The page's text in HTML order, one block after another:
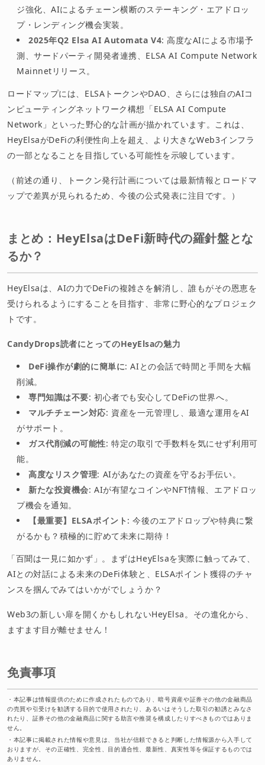
ジ強化、AIによるチェーン横断のステーキング・エアドロッ
プ・レンディング機会実装。
2025年Q2 Elsa AI Automata V4: 高度なAIによる市場予
測、サードパーティ開発者連携、ELSA AI Compute Network
Mainnetリリース。
ロードマップには、ELSAトークンやDAO、さらには独自のAIコ
ンピューティングネットワーク構想「ELSA AI Compute
Network」といった野心的な計画が描かれています。これは、
HeyElsaがDeFiの利便性向上を超え、より大きなWeb3インフラ
の一部となることを目指している可能性を示唆しています。
（前述の通り、トークン発行計画については最新情報とロードマ
ップで差異が見られるため、今後の公式発表に注目です。）
まとめ：HeyElsaはDeFi新時代の羅針盤とな
るか？
HeyElsaは、AIの力でDeFiの複雑さを解消し、誰もがその恩恵を
受けられるようにすることを目指す、非常に野心的なプロジェク
トです。
CandyDrops読者にとってのHeyElsaの魅力
DeFi操作が劇的に簡単に: AIとの会話で時間と手間を大幅
削減。
専門知識は不要: 初心者でも安心してDeFiの世界へ。
マルチチェーン対応: 資産を一元管理し、最適な運用をAI
がサポート。
ガス代削減の可能性: 特定の取引で手数料を気にせず利用可
能。
高度なリスク管理: AIがあなたの資産を守るお手伝い。
新たな投資機会: AIが有望なコインやNFT情報、エアドロッ
プ機会を通知。
【最重要】ELSAポイント : 今後のエアドロップや特典に繋
がるかも？積極的に貯めて未来に期待！
「百聞は一見に如かず」。まずはHeyElsaを実際に触ってみて、
AIとの対話による未来のDeFi体験と、ELSAポイント獲得のチャ
ンスを掴んでみてはいかがでしょうか？
Web3の新しい扉を開くかもしれないHeyElsa。その進化から、
ますます目が離せません！
免責事項
・ 本記事は情報提供のために作成されたものであり、暗号資産や証券その他の金融商品
の売買や引受けを勧誘する目的で使用されたり、あるいはそうした取引の勧誘とみなさ
れたり、証券その他の金融商品に関する助言や推奨を構成したりすべきものではありま
せん。
・ 本記事に掲載された情報や意見は、当社が信頼できると判断した情報源から入手して
おりますが、その正確性、完全性、目的適合性、最新性、真実性等を保証するものでは
ありません。